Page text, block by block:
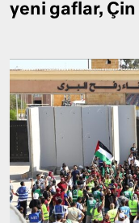
yeni gaflar,